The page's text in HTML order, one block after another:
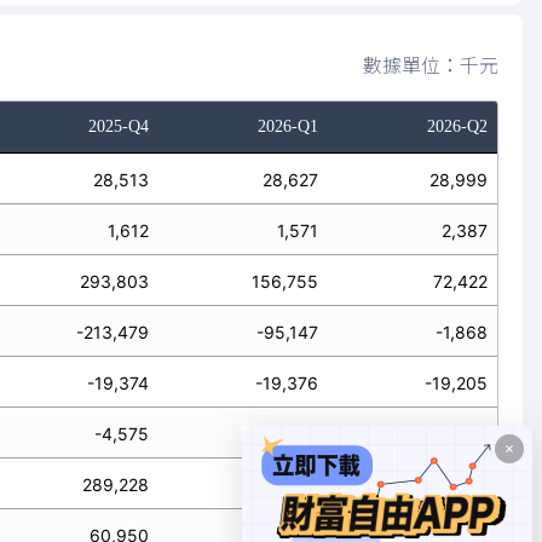
數據單位：千元
2025-Q4 2026-Q1 2026-Q2
28,513 28,627 28,999
1,612 1,571 2,387
293,803 156,755 72,422
-213,479 -95,147 -1,868
-19,374 -19,376 -19,205
-4,575 -1,679
289,228 155,076 62,494
60,950 42,232 51,349